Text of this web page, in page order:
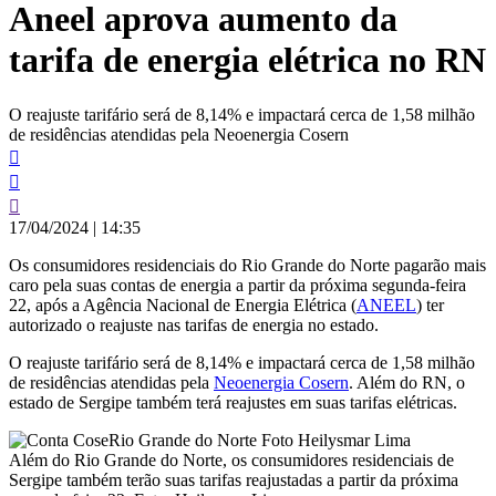
conteúdo
Aneel aprova aumento da
tarifa de energia elétrica no RN
O reajuste tarifário será de 8,14% e impactará cerca de 1,58 milhão
de residências atendidas pela Neoenergia Cosern
17/04/2024 | 14:35
Os consumidores residenciais do Rio Grande do Norte pagarão mais
caro pela suas contas de energia a partir da próxima segunda-feira
22, após a Agência Nacional de Energia Elétrica (ANEEL) ter
autorizado o reajuste nas tarifas de energia no estado.
O reajuste tarifário será de 8,14% e impactará cerca de 1,58 milhão
de residências atendidas pela Neoenergia Cosern. Além do RN, o
estado de Sergipe também terá reajustes em suas tarifas elétricas.
Além do Rio Grande do Norte, os consumidores residenciais de
Sergipe também terão suas tarifas reajustadas a partir da próxima